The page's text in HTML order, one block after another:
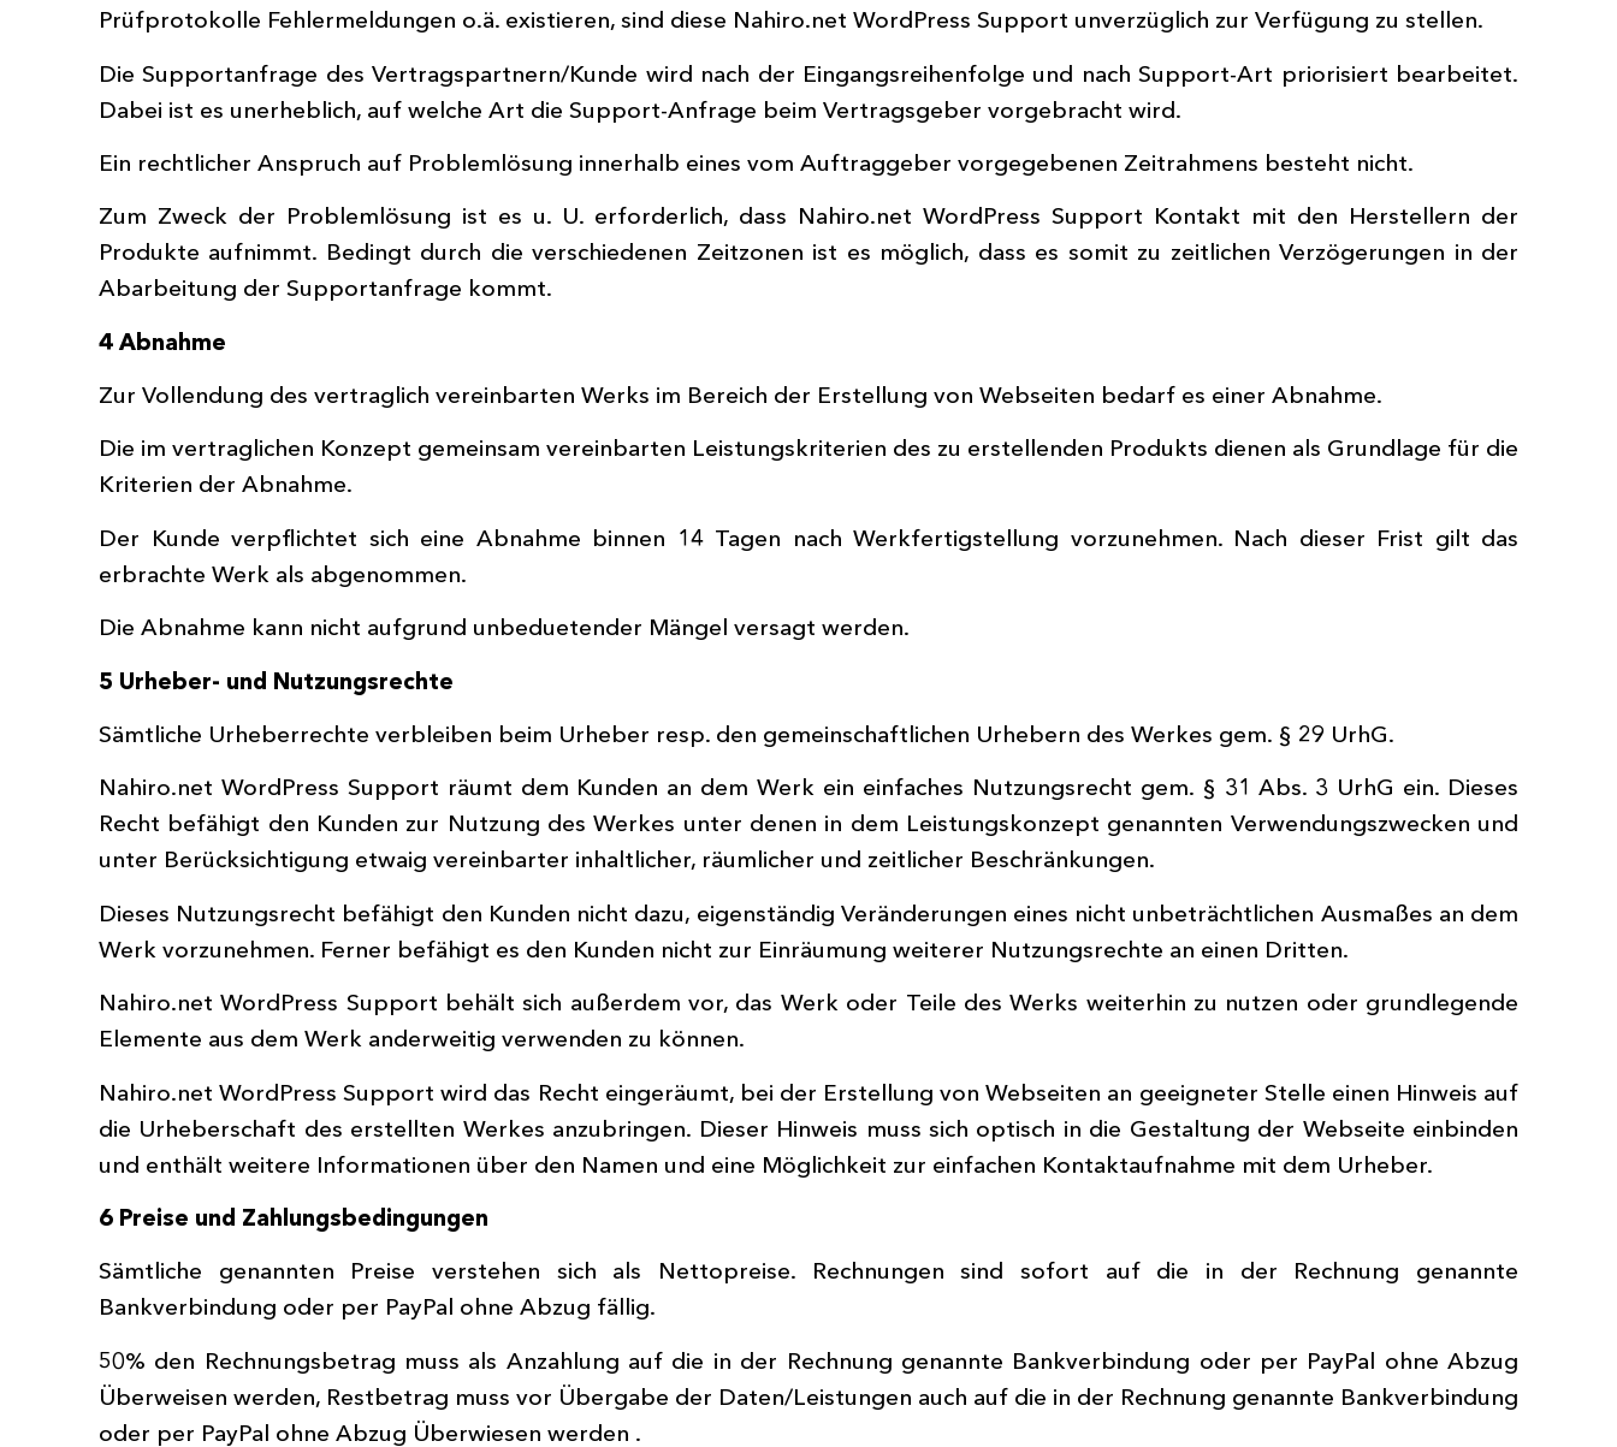
Prüfprotokolle Fehlermeldungen o.ä. existieren, sind diese Nahiro.net WordPress Support unverzüglich zur Verfügung zu stellen.
Die Supportanfrage des Vertragspartnern/Kunde wird nach der Eingangsreihenfolge und nach Support-Art priorisiert bearbeitet.
Dabei ist es unerheblich, auf welche Art die Support-Anfrage beim Vertragsgeber vorgebracht wird.
Ein rechtlicher Anspruch auf Problemlösung innerhalb eines vom Auftraggeber vorgegebenen Zeitrahmens besteht nicht.
Zum Zweck der Problemlösung ist es u. U. erforderlich, dass Nahiro.net WordPress Support Kontakt mit den Herstellern der
Produkte aufnimmt. Bedingt durch die verschiedenen Zeitzonen ist es möglich, dass es somit zu zeitlichen Verzögerungen in der
Abarbeitung der Supportanfrage kommt.
4 Abnahme
Zur Vollendung des vertraglich vereinbarten Werks im Bereich der Erstellung von Webseiten bedarf es einer Abnahme.
Die im vertraglichen Konzept gemeinsam vereinbarten Leistungskriterien des zu erstellenden Produkts dienen als Grundlage für die
Kriterien der Abnahme.
Der Kunde verpflichtet sich eine Abnahme binnen 14 Tagen nach Werkfertigstellung vorzunehmen. Nach dieser Frist gilt das
erbrachte Werk als abgenommen.
Die Abnahme kann nicht aufgrund unbeduetender Mängel versagt werden.
5 Urheber- und Nutzungsrechte
Sämtliche Urheberrechte verbleiben beim Urheber resp. den gemeinschaftlichen Urhebern des Werkes gem. § 29 UrhG.
Nahiro.net WordPress Support räumt dem Kunden an dem Werk ein einfaches Nutzungsrecht gem. § 31 Abs. 3 UrhG ein. Dieses
Recht befähigt den Kunden zur Nutzung des Werkes unter denen in dem Leistungskonzept genannten Verwendungszwecken und
unter Berücksichtigung etwaig vereinbarter inhaltlicher, räumlicher und zeitlicher Beschränkungen.
Dieses Nutzungsrecht befähigt den Kunden nicht dazu, eigenständig Veränderungen eines nicht unbeträchtlichen Ausmaßes an dem
Werk vorzunehmen. Ferner befähigt es den Kunden nicht zur Einräumung weiterer Nutzungsrechte an einen Dritten.
Nahiro.net WordPress Support behält sich außerdem vor, das Werk oder Teile des Werks weiterhin zu nutzen oder grundlegende
Elemente aus dem Werk anderweitig verwenden zu können.
Nahiro.net WordPress Support wird das Recht eingeräumt, bei der Erstellung von Webseiten an geeigneter Stelle einen Hinweis auf
die Urheberschaft des erstellten Werkes anzubringen. Dieser Hinweis muss sich optisch in die Gestaltung der Webseite einbinden
und enthält weitere Informationen über den Namen und eine Möglichkeit zur einfachen Kontaktaufnahme mit dem Urheber.
6 Preise und Zahlungsbedingungen
Sämtliche genannten Preise verstehen sich als Nettopreise. Rechnungen sind sofort auf die in der Rechnung genannte
Bankverbindung oder per PayPal ohne Abzug fällig.
50% den Rechnungsbetrag muss als Anzahlung auf die in der Rechnung genannte Bankverbindung oder per PayPal ohne Abzug
Überweisen werden, Restbetrag muss vor Übergabe der Daten/Leistungen auch auf die in der Rechnung genannte Bankverbindung
oder per PayPal ohne Abzug Überwiesen werden .